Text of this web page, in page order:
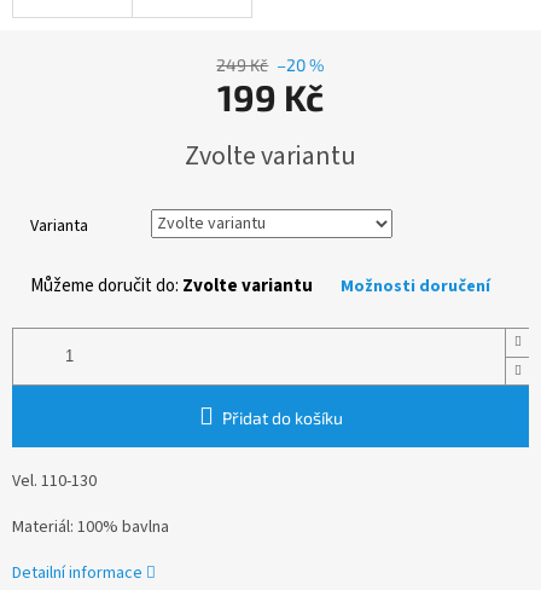
249 Kč –20 %
199 Kč
cena:
Zvolte variantu
Varianta
Můžeme doručit do: Zvolte variantu Možnosti doručení
Přidat do košíku
Vel. 110-130
Materiál: 100% bavlna
Detailní informace